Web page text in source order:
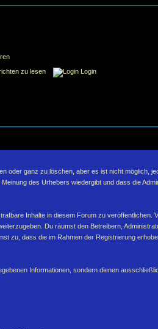
zu lesen Login
oder ganz zu löschen, aber es ist nicht möglich,
des Urhebers wiedergibt und dass die
Inhalte in diesem Forum zu veröffentlichen.
Du räumst den Betreibern,
zu, dass die im Rahmen der Registrierung
Informationen, sondern dienen